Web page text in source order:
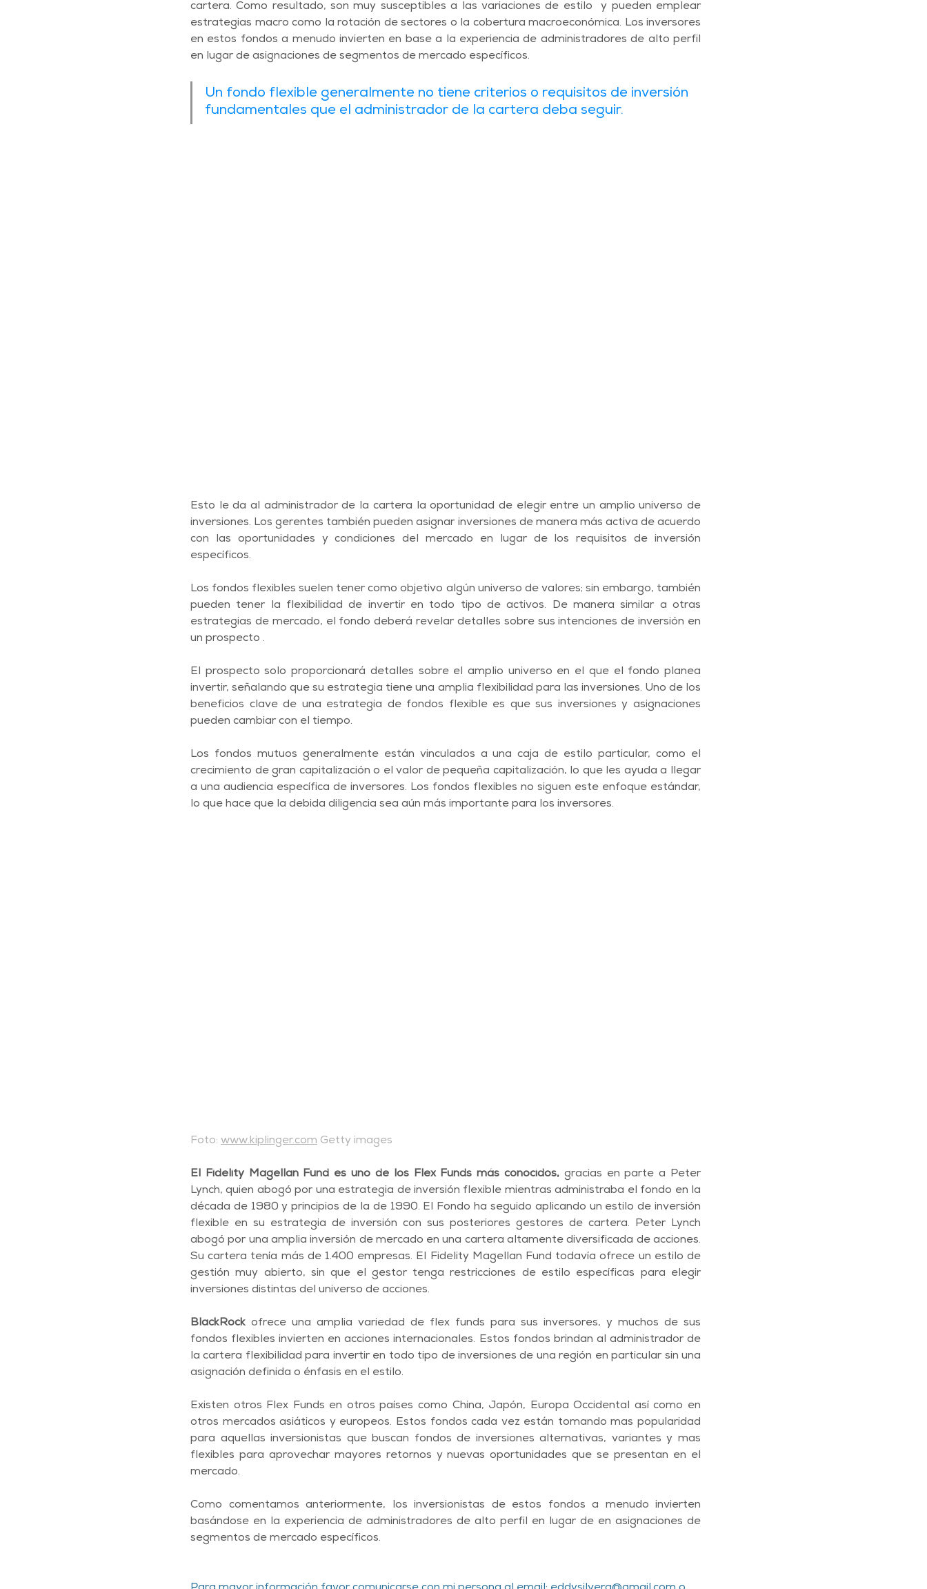
cartera. Como resultado, son muy susceptibles a las variaciones de estilo  y pueden emplear
estrategias macro como la rotación de sectores o la cobertura macroeconómica. Los inversores
en estos fondos a menudo invierten en base a la experiencia de administradores de alto perfil
en lugar de asignaciones de segmentos de mercado específicos.
Un fondo flexible generalmente no tiene criterios o requisitos de inversión
fundamentales que el administrador de la cartera deba seguir.
Esto le da al administrador de la cartera la oportunidad de elegir entre un amplio universo de
inversiones. Los gerentes también pueden asignar inversiones de manera más activa de acuerdo
con las oportunidades y condiciones del mercado en lugar de los requisitos de inversión
específicos.
Los fondos flexibles suelen tener como objetivo algún universo de valores; sin embargo, también
pueden tener la flexibilidad de invertir en todo tipo de activos. De manera similar a otras
estrategias de mercado, el fondo deberá revelar detalles sobre sus intenciones de inversión en
un prospecto .
El prospecto solo proporcionará detalles sobre el amplio universo en el que el fondo planea
invertir, señalando que su estrategia tiene una amplia flexibilidad para las inversiones. Uno de los
beneficios clave de una estrategia de fondos flexible es que sus inversiones y asignaciones
pueden cambiar con el tiempo.
Los fondos mutuos generalmente están vinculados a una caja de estilo particular, como el
crecimiento de gran capitalización o el valor de pequeña capitalización, lo que les ayuda a llegar
a una audiencia específica de inversores. Los fondos flexibles no siguen este enfoque estándar,
lo que hace que la debida diligencia sea aún más importante para los inversores.
Foto: www.kiplinger.com Getty images
El Fidelity Magellan Fund es uno de los Flex Funds más conocidos, gracias en parte a Peter
Lynch, quien abogó por una estrategia de inversión flexible mientras administraba el fondo en la
década de 1980 y principios de la de 1990. El Fondo ha seguido aplicando un estilo de inversión
flexible en su estrategia de inversión con sus posteriores gestores de cartera. Peter Lynch
abogó por una amplia inversión de mercado en una cartera altamente diversificada de acciones.
Su cartera tenía más de 1.400 empresas. El Fidelity Magellan Fund todavía ofrece un estilo de
gestión muy abierto, sin que el gestor tenga restricciones de estilo específicas para elegir
inversiones distintas del universo de acciones.
BlackRock ofrece una amplia variedad de flex funds para sus inversores, y muchos de sus
fondos flexibles invierten en acciones internacionales. Estos fondos brindan al administrador de
la cartera flexibilidad para invertir en todo tipo de inversiones de una región en particular sin una
asignación definida o énfasis en el estilo.
Existen otros Flex Funds en otros países como China, Japón, Europa Occidental así como en
otros mercados asiáticos y europeos. Estos fondos cada vez están tomando mas popularidad
para aquellas inversionistas que buscan fondos de inversiones alternativas, variantes y mas
flexibles para aprovechar mayores retornos y nuevas oportunidades que se presentan en el
mercado.
Como comentamos anteriormente, los inversionistas de estos fondos a menudo invierten
basándose en la experiencia de administradores de alto perfil en lugar de en asignaciones de
segmentos de mercado específicos.